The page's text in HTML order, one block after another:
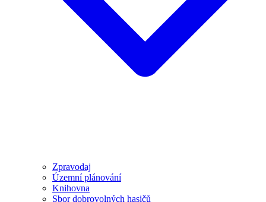
Zpravodaj
Územní plánování
Knihovna
Sbor dobrovolných hasičů